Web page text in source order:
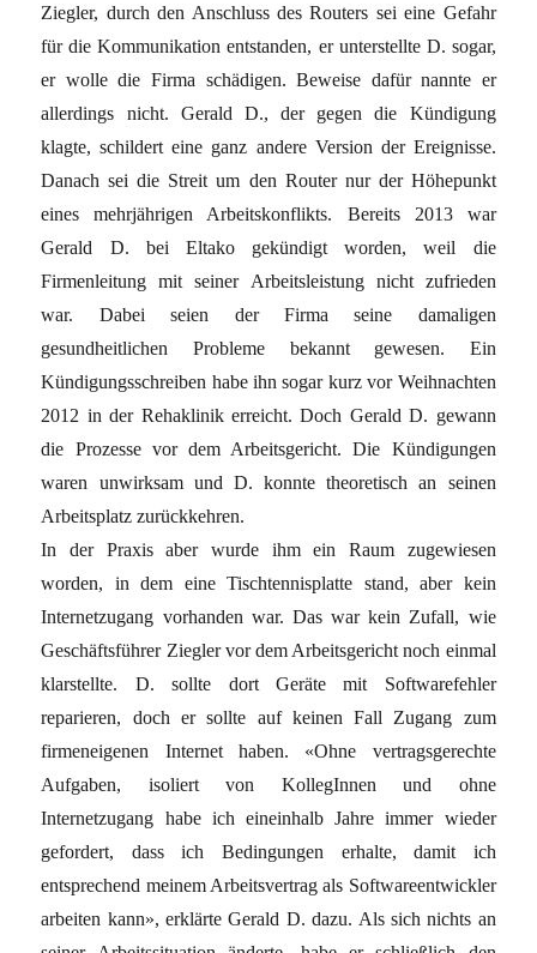
Ziegler, durch den Anschluss des Routers sei eine Gefahr
für die Kommunikation entstanden, er unterstellte D. sogar,
er wolle die Firma schädigen. Beweise dafür nannte er
allerdings nicht. Gerald D., der gegen die Kündigung
klagte, schildert eine ganz andere Version der Ereignisse.
Danach sei die Streit um den Router nur der Höhepunkt
eines mehrjährigen Arbeitskonflikts. Bereits 2013 war
Gerald D. bei Eltako gekündigt worden, weil die
Firmenleitung mit seiner Arbeitsleistung nicht zufrieden
war. Dabei seien der Firma seine damaligen
gesundheitlichen Probleme bekannt gewesen. Ein
Kündigungsschreiben habe ihn sogar kurz vor Weihnachten
2012 in der Rehaklinik erreicht. Doch Gerald D. gewann
die Prozesse vor dem Arbeitsgericht. Die Kündigungen
waren unwirksam und D. konnte theoretisch an seinen
Arbeitsplatz zurückkehren.
In der Praxis aber wurde ihm ein Raum zugewiesen
worden, in dem eine Tischtennisplatte stand, aber kein
Internetzugang vorhanden war. Das war kein Zufall, wie
Geschäftsführer Ziegler vor dem Arbeitsgericht noch einmal
klarstellte. D. sollte dort Geräte mit Softwarefehler
reparieren, doch er sollte auf keinen Fall Zugang zum
firmeneigenen Internet haben. «Ohne vertragsgerechte
Aufgaben, isoliert von KollegInnen und ohne
Internetzugang habe ich eineinhalb Jahre immer wieder
gefordert, dass ich Bedingungen erhalte, damit ich
entsprechend meinem Arbeitsvertrag als Softwareentwickler
arbeiten kann», erklärte Gerald D. dazu. Als sich nichts an